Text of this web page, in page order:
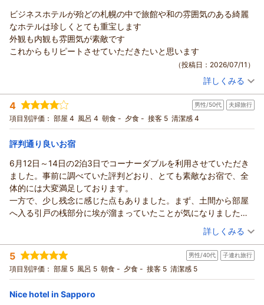
ONSEN RYOKAN 由縁 札幌 宿泊マネージャー
ご関心をお寄せいただいたご夕食では、素材の旨みを引き出す
原始焼きをメインに、北海道の旬の食材を取り入れた料理長こ
だわりの懐石料理をご用意しております。次回お越しの際に
は、ぜひご夕食もあわせてお愉しみいただけましたら幸いでご
改めまして、この度はご滞在のご感想と当館をおすすめすると
のお越しを、従業員一同心よりお待ち申し上げております。
ONSEN RYOKAN 由縁 札幌 宿泊マネージャー
（返信日：2026/07/18）
ONSEN RYOKAN 由縁 札幌からの返信
てんそら様
この度は、ONSEN RYOKAN 由縁 札幌をご宿泊先としてお選び
いただき、誠にありがとうございます。
また、館内の清潔感や客室でのご滞在、ウェルカムドリンクに
つきましてお褒めの言葉を頂戴し、大変嬉しく存じます。
大浴場の広さにつきましては、設備上、早急な拡張は難しいと
ころではございますが、限られた空間の中でも、より快適にお
寛ぎいただけるよう、館内環境の整備やサービスの向上に努め
てまいります。
改めまして、この度は温かいご感想をお寄せいただき、誠にあ
また札幌へお越しの際には、当館をご利用いただけますと幸い
でございます。
従業員一同、心よりお待ち申し上げております。
ONSEN RYOKAN 由縁 札幌 宿泊マネージャー
（返信日：2026/07/18）
ビジネスホテルが殆どの札幌の中で旅館や和の雰囲気のある綺麗
なホテルは珍しくとても重宝します
外観も内観も雰囲気が素敵です
これからもリピートさせていただきたいと思います
（投稿日：2026/07/11）
投稿者： みきさん(女性/30代)
宿泊プラン： 【じゃらんのお得な10日間】じゃらん限定◆事前カード決済だ
からお得！ ◆素泊まり
ツイン 食事なし
宿泊価格帯： 19,001～20,000円(大人一人あたり/税込)
みき様
この度は、数ある宿泊施設の中からONSEN RYOKAN 由縁 札幌
をお選びいただき、誠にありがとうございます。
また、当館に雰囲気や館内の設え、外観につきましてもお褒め
の言葉を頂戴することができ、大変嬉しく光栄に存じます。
「これからもリピートさせていただきたい」とのお言葉に恥じ
ぬよう、今後も皆様に心地よくお過ごしいただける空間づくり
と、より一層のおもてなしの向上に努めてまいります。
改めまして、この度は心温まるご感想をお寄せいただき、誠に
ありがとうございます。
またお迎えできます日を、従業員一同心よりお待ち申し上げて
詳しくみる
4 男性/50代 夫婦旅行
項目別評価： 部屋 4 風呂 4 朝食 - 夕食 - 接客 5 清潔感 4
評判通り良いお宿
6月12日～14日の2泊3日でコーナーダブルを利用させていただき
ました。事前に調べていた評判どおり、とても素敵なお宿で、全
体的には大変満足しております。
一方で、少し残念に感じた点もありました。まず、土間から部屋
へ入る引戸の桟部分に埃が溜まっていたことが気になりました。
また、二重の引戸の一方が最後まで閉まらない状態でした。
さらに、部屋からトイレや洗面所へ移動する際に履き物が必要な
点は、個人的には少し不便に感じました。冷蔵庫についても熱が
こもりやすいのか、入れていたアイスが溶けてしまったのは残念
でした。
タッフの方が、とてもハキハキと気持ちの良い接客をしてくださ
（投稿日：2026/07/02）
宿泊時期： 2026年06月宿泊 (夫婦旅行)
投稿者： えいやんさん
宿泊プラン： じゃらん限定【連泊割】＜2連泊以上の滞在でお得＞事前カー
ド決済◆由縁札幌連泊プラン◆素泊まり
ダブル 食事なし
宿泊価格帯： 16,001～17,000円(大人一人あたり/税込)
詳しくみる
5 男性/40代 子連れ旅行
項目別評価： 部屋 5 風呂 5 朝食 - 夕食 - 接客 5 清潔感 5
Nice hotel in Sapporo